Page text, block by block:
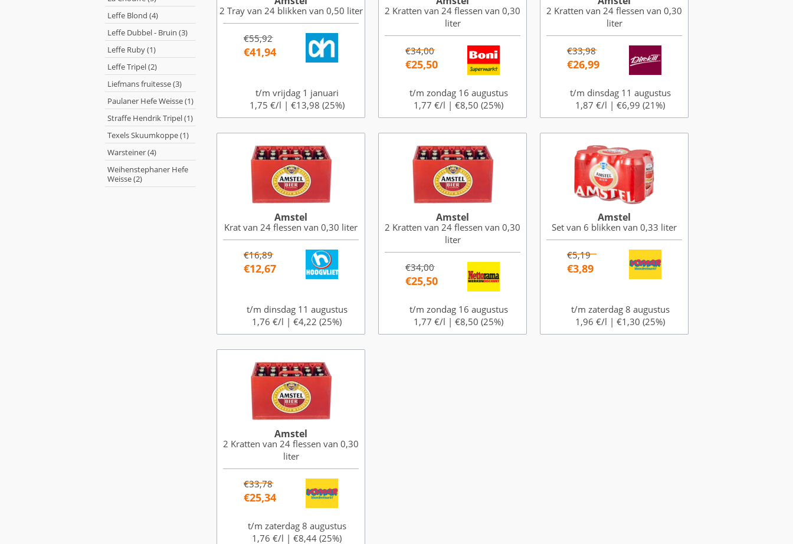
Leffe Blond (4)
Leffe Dubbel - Bruin (3)
Leffe Ruby (1)
Leffe Tripel (2)
Liefmans fruitesse (3)
Paulaner Hefe Weisse (1)
Straffe Hendrik Tripel (1)
Texels Skuumkoppe (1)
Warsteiner (4)
Weihenstephaner Hefe
Weisse (2)
2 Tray van 24 blikken van 0,50 liter
€55,92
€41,94
t/m vrijdag 1 januari
1,75 €/l | €13,98 (25%)
2 Kratten van 24 flessen van 0,30
liter
€34,00
€25,50
t/m zondag 16 augustus
1,77 €/l | €8,50 (25%)
2 Kratten van 24 flessen van 0,30
liter
€33,98
€26,99
t/m dinsdag 11 augustus
1,87 €/l | €6,99 (21%)
Amstel
Krat van 24 flessen van 0,30 liter
€16,89
€12,67
t/m dinsdag 11 augustus
1,76 €/l | €4,22 (25%)
Amstel
2 Kratten van 24 flessen van 0,30
liter
€34,00
€25,50
t/m zondag 16 augustus
1,77 €/l | €8,50 (25%)
Amstel
Set van 6 blikken van 0,33 liter
€5,19
€3,89
t/m zaterdag 8 augustus
1,96 €/l | €1,30 (25%)
Amstel
2 Kratten van 24 flessen van 0,30
liter
€33,78
€25,34
t/m zaterdag 8 augustus
1,76 €/l | €8,44 (25%)